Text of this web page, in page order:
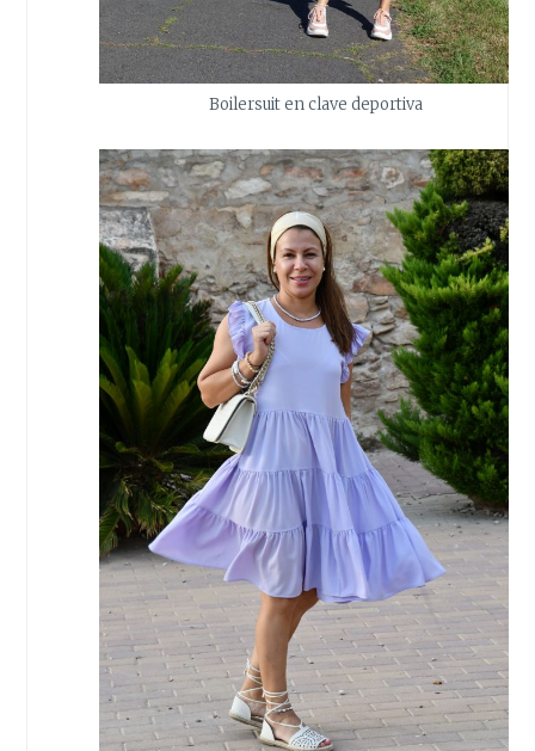
Boilersuit en clave deportiva